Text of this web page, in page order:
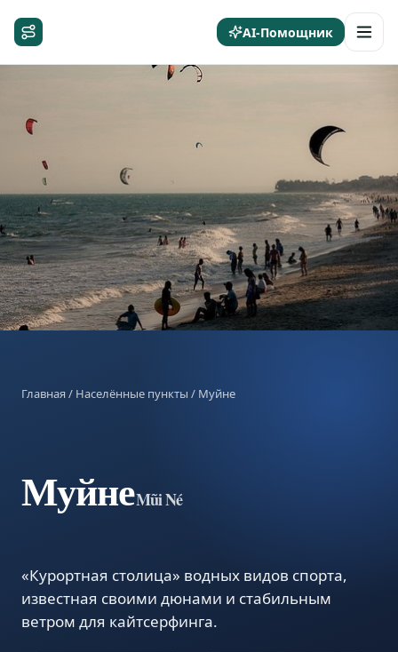
AI-Помощник
Главная/ Населённые пункты / Муйне
МуйнеMũi Né
«Курортная столица» водных видов спорта,
известная своими дюнами и стабильным
ветром для кайтсерфинга.